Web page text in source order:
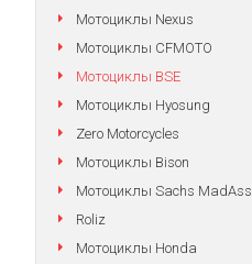
Мотоциклы Nexus
Мотоциклы CFMOTO
Мотоциклы BSE
Мотоциклы Hyosung
Zero Motorcycles
Мотоциклы Bison
Мотоциклы Sachs MadAss
Roliz
Мотоциклы Honda